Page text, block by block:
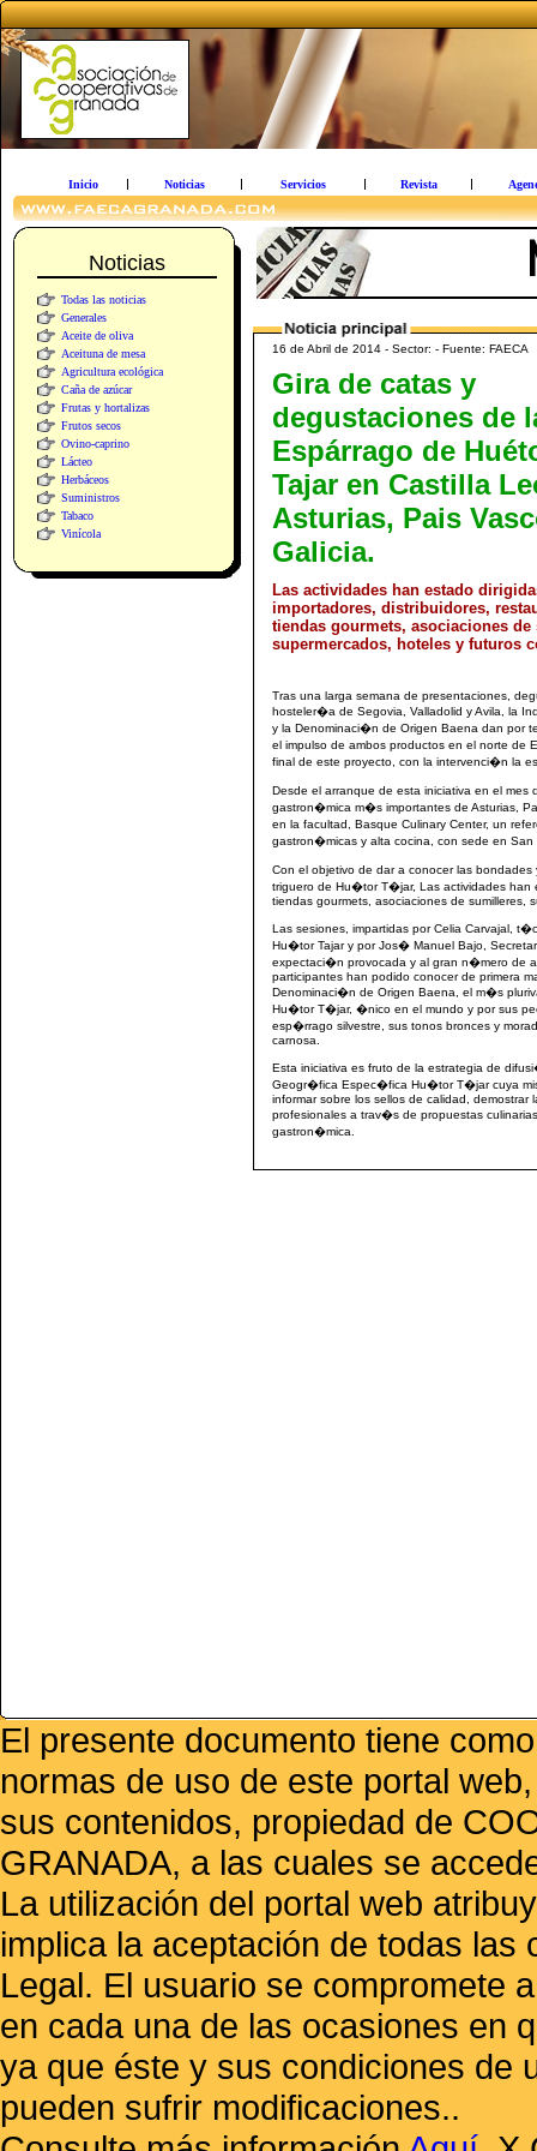
Inicio Noticias Servicios Revista
Noticias
Todas las noticias
Generales
Aceite de oliva
Aceituna de mesa
Agricultura ecológica
Caña de azúcar
Frutas y hortalizas
Frutos secos
Ovino-caprino
Lácteo
Herbáceos
Suministros
Tabaco
Vinícola
16 de Abril de 2014 - Sector: - Fuente: FAECA
Gira de catas y
degustaciones de
Espárrago de
Tajar en Castilla
Asturias, Pais
Galicia.
Las actividades han estado
importadores, distribuidores,
tiendas gourmets, asociaciones
supermercados, hoteles y futuros
Tras una larga semana de presentaciones,
hosteler�a de Segovia, Valladolid y Avila, la
y la Denominaci�n de Origen Baena dan por
el impulso de ambos productos en el norte
final de este proyecto, con la intervenci�n la
Desde el arranque de esta iniciativa en el
gastron�mica m�s importantes de Asturias,
en la facultad, Basque Culinary Center, un
gastron�micas y alta cocina, con sede en
Con el objetivo de dar a conocer las
triguero de Hu�tor T�jar, Las actividades han
tiendas gourmets, asociaciones de sumilleres,
Las sesiones, impartidas por Celia Carvajal,
Hu�tor Tajar y por Jos� Manuel Bajo,
expectaci�n provocada y al gran n�mero de
participantes han podido conocer de primera
Denominaci�n de Origen Baena, el m�s
Hu�tor T�jar, �nico en el mundo y por sus
esp�rrago silvestre, sus tonos bronces y
carnosa.
Esta iniciativa es fruto de la estrategia de
Geogr�fica Espec�fica Hu�tor T�jar cuya
informar sobre los sellos de calidad,
profesionales a trav�s de propuestas
gastron�mica.
El presente documento tiene
normas de uso de este portal
sus contenidos, propiedad de
GRANADA, a las cuales se
La utilización del portal web
implica la aceptación de todas
Legal. El usuario se compromete
en cada una de las ocasiones en
ya que éste y sus condiciones de
pueden sufrir modificaciones..